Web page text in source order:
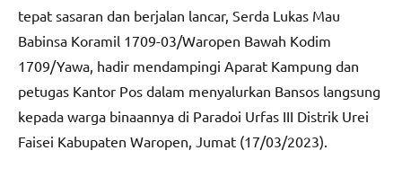
tepat sasaran dan berjalan lancar, Serda Lukas Mau
Babinsa Koramil 1709-03/Waropen Bawah Kodim
1709/Yawa, hadir mendampingi Aparat Kampung dan
petugas Kantor Pos dalam menyalurkan Bansos langsung
kepada warga binaannya di Paradoi Urfas III Distrik Urei
Faisei Kabupaten Waropen, Jumat (17/03/2023).